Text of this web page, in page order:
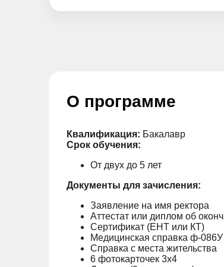
О программе
Квалификация: Бакалавр
Срок обучения:
От двух до 5 лет
Документы для зачисления:
Заявление на имя ректора
Аттестат или диплом об
Сертификат (ЕНТ или КТ)
Медицинская справка ф-086У
Справка с места жительства
6 фотокарточек 3х4